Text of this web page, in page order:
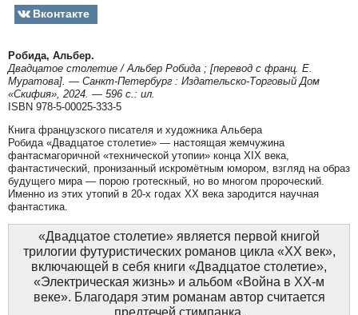
Вконтакте
Робида, Альбер.
Двадцатое столетие / Альбер Робида ; [перевод с франц. Е.
Муратова]. — Санкт-Петербург : Издательско-Торговый Дом
«Скифия», 2024. — 596 с.: ил.
ISBN 978-5-00025-333-5
Книга французского писателя и художника Альбера
Робида «Двадцатое столетие» — настоящая жемчужина
фантасмагоричной «технической утопии» конца XIX века,
фантастический, пронизанный искромётным юмором, взгляд на образ
будущего мира — порою гротескный, но во многом пророческий.
Именно из этих утопий в 20-х годах XX века зародится научная
фантастика.
«Двадцатое столетие» является первой книгой
трилогии футуристических романов цикла «XX век»,
включающей в себя книги «Двадцатое столетие»,
«Электрическая жизнь» и альбом «Война в ХХ-м
веке». Благодаря этим романам автор считается
предтечей стимпанка.